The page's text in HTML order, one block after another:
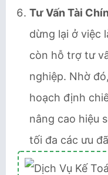
Tư Vấn Tài
dừng lại ở việc
còn hỗ trợ tư
nghiệp. Nhờ
hoạch định
nâng cao hiệu
tối đa các ưu